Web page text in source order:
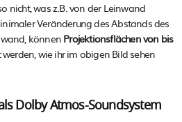
nicht, was z.B. von der Leinwand
Veränderung des Abstands des
können Projektionsflächen von bis
wie ihr im obigen Bild sehen
Dolby Atmos-Soundsystem